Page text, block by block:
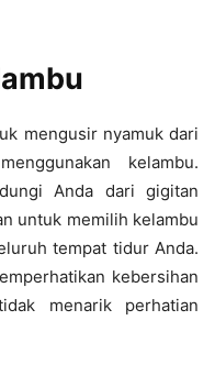
mengusir nyamuk dari
kelambu.
Anda dari gigitan
untuk memilih kelambu
tempat tidur Anda.
kebersihan
menarik perhatian